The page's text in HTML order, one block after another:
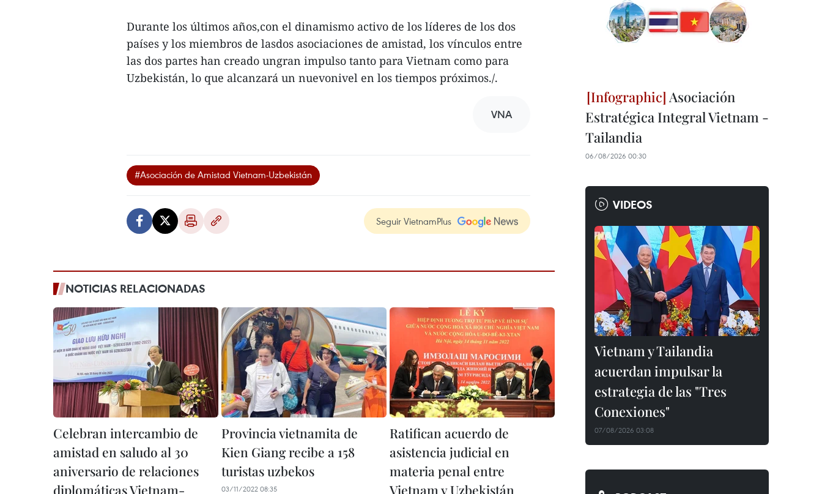
Durante los últimos años,con el dinamismo activo de los líderes de los dos
países y los miembros de lasdos asociaciones de amistad, los vínculos entre
las dos partes han creado ungran impulso tanto para Vietnam como para
Uzbekistán, lo que alcanzará un nuevonivel en los tiempos próximos./.
VNA
#Asociación de Amistad Vietnam-Uzbekistán
Seguir VietnamPlus
NOTICIAS RELACIONADAS
Celebran intercambio de
amistad en saludo al 30
aniversario de relaciones
diplomáticas Vietnam-
Provincia vietnamita de
Kien Giang recibe a 158
turistas uzbekos
03/11/2022 08:35
Ratifican acuerdo de
asistencia judicial en
materia penal entre
Vietnam y Uzbekistán
Asociación
Estratégica Integral Vietnam -
Tailandia
06/08/2026 00:30
VIDEOS
Vietnam y Tailandia
acuerdan impulsar la
estrategia de las "Tres
Conexiones"
07/08/2026 03:08